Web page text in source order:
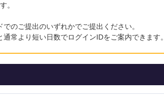
。
のご提出のいずれかでご提出ください。
常より短い日数でログインIDをご案内できます。